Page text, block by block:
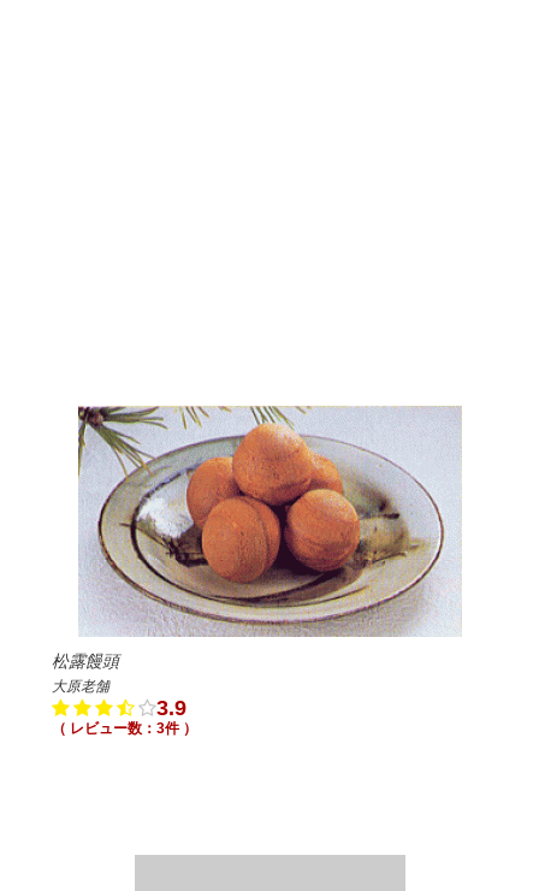
松露饅頭
大原老舗
3.9
（ レビュー数：3件 ）